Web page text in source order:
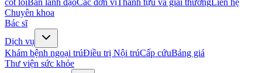
cốt lõiBan lãnh đạoCác đơn vịThành tựu và giải thưởngLiên hệ
Chuyên khoa
Bác sĩ
Dịch vụ
Khám bệnh ngoại trúĐiều trị Nội trúCấp cứuBảng giá
Thư viện sức khỏe